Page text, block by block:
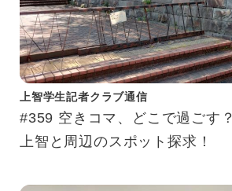
上智学生記者クラブ通信
#359 空きコマ、どこで過ごす？
上智と周辺のスポット探求！